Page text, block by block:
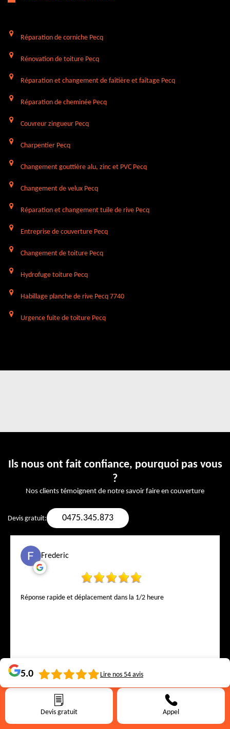
Devis gratuit Appel
Réparation de corniche Pecq
Rénovation de toiture Pecq
Réparation et changement de faîtière et faîtage Pecq
Réparation de cheminée Pecq
Couvreur zingueur Pecq
Charpentier Pecq
Changement gouttière alu, zinc et PVC Pecq
Changement de velux Pecq
Réparation et changement tuile de rive Pecq
Entreprise de couverture Pecq
Changement de toiture Pecq
Hydrofuge toiture Pecq
Habillage planche de rive Pecq 7740
Urgence fuite de toiture Pecq
Ils nous ont fait confiance, pourquoi pas vous
?
Nos clients témoignent de notre savoir faire en couverture
Devis gratuit: 0475.345.873
Frederic
Réponse rapide et déplacement dans la 1/2 heure
Olivier Delescaille
5.0 Lire nos 54 avis